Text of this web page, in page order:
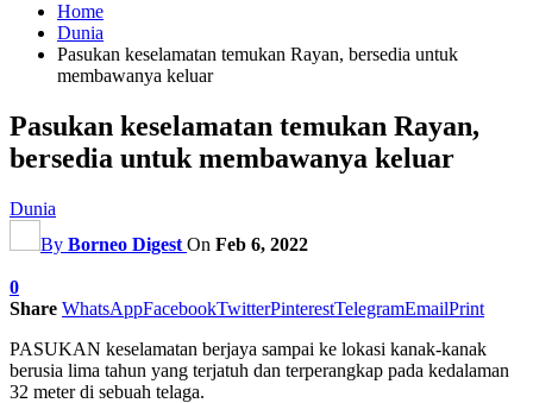
Home
Dunia
Pasukan keselamatan temukan Rayan, bersedia untuk
membawanya keluar
Pasukan keselamatan temukan Rayan,
bersedia untuk membawanya keluar
Dunia
By Borneo Digest On Feb 6, 2022
0
Share WhatsAppFacebookTwitterPinterestTelegramEmailPrint
PASUKAN keselamatan berjaya sampai ke lokasi kanak-kanak
berusia lima tahun yang terjatuh dan terperangkap pada kedalaman
32 meter di sebuah telaga.